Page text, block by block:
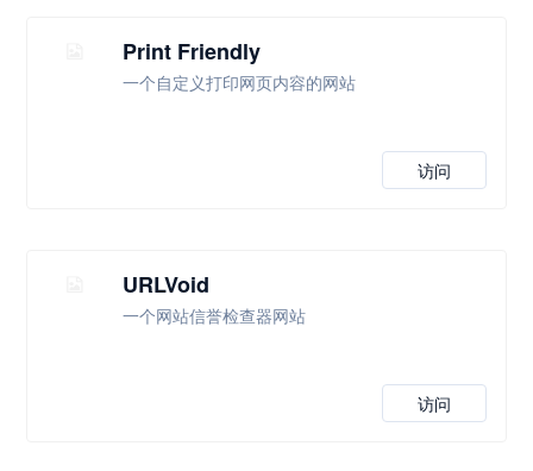
Print Friendly
一个自定义打印网页内容的网站
访问
URLVoid
一个网站信誉检查器网站
访问